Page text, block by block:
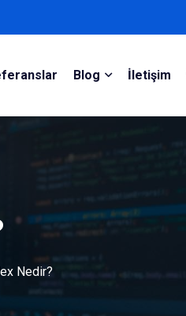
Blog İletişim
Nedir?